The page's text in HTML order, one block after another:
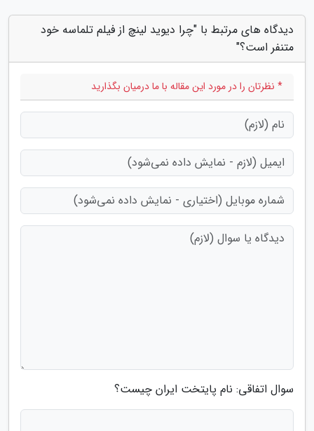
دیدگاه های مرتبط با "چرا دیوید لینچ از فیلم تلماسه خود
متنفر است؟"
* نظرتان را در مورد این مقاله با ما درمیان بگذارید
سوال اتفاقی: نام پایتخت ایران چیست؟